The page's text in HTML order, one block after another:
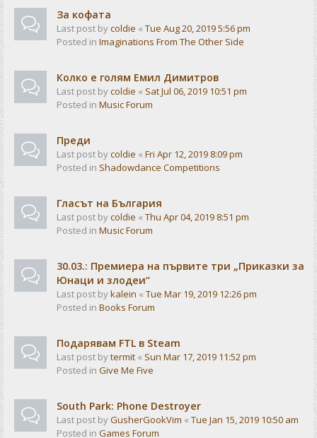
За кофата
Last post bycoldie « Tue Aug 20, 2019 5:56 pm
Posted in Imaginations From The Other Side
Колко е голям Емил Димитров
Last post bycoldie « Sat Jul 06, 2019 10:51 pm
Posted in Music Forum
Преди
Last post bycoldie « Fri Apr 12, 2019 8:09 pm
Posted in Shadowdance Competitions
Гласът на България
Last post bycoldie « Thu Apr 04, 2019 8:51 pm
Posted in Music Forum
30.03.: Премиера на първите три „Приказки за
Юнаци и злодеи“
Last post bykalein « Tue Mar 19, 2019 12:26 pm
Posted in Books Forum
Подарявам FTL в Steam
Last post bytermit « Sun Mar 17, 2019 11:52 pm
Posted in Give Me Five
South Park: Phone Destroyer
Last post byGusherGookVim « Tue Jan 15, 2019 10:50 am
Posted in Games Forum